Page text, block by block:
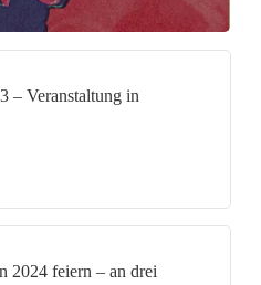
– Veranstaltung in
2024 feiern – an drei